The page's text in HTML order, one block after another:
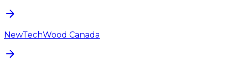
NewTechWood Canada